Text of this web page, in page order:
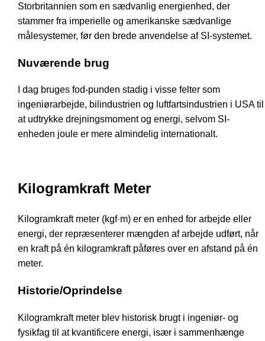
Storbritannien som en sædvanlig energienhed, der
stammer fra imperielle og amerikanske sædvanlige
målesystemer, før den brede anvendelse af SI-systemet.
Nuværende brug
I dag bruges fod-punden stadig i visse felter som
ingeniørarbejde, bilindustrien og luftfartsindustrien i USA til
at udtrykke drejningsmoment og energi, selvom SI-
enheden joule er mere almindelig internationalt.
Kilogramkraft Meter
Kilogramkraft meter (kgf·m) er en enhed for arbejde eller
energi, der repræsenterer mængden af arbejde udført, når
en kraft på én kilogramkraft påføres over en afstand på én
meter.
Historie/Oprindelse
Kilogramkraft meter blev historisk brugt i ingeniør- og
fysikfag til at kvantificere energi, især i sammenhænge